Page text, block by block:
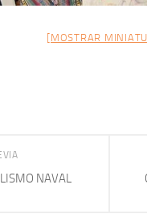
[MOSTRAR
NAVAL